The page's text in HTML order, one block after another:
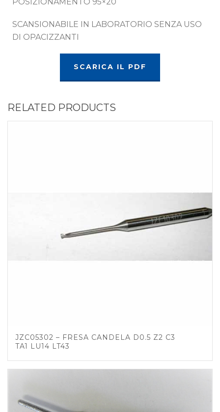
SCANSIONABILE IN LABORATORIO SENZA USO
DI OPACIZZANTI
SCARICA IL PDF
RELATED PRODUCTS
JZC05302 – FRESA CANDELA D0.5 Z2 C3
TA1 LU14 LT43